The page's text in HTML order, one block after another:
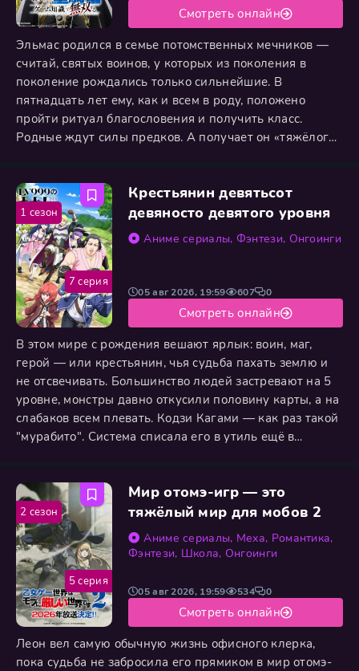
Эльмас родился в семье потомственных мечников —
считай, святых воинов, у которых из поколения в
поколение рождались только сильнейшие. В
пятнадцать лет ему, как и всем в роду, положено
пройти ритуал благословения и получить класс.
Родные ждут силы предков. А получает он «тяжёлого
профессии для трусов и лентяев. Отец в бешенстве
выгоняет сына из дома без денег и наследства.
Обычная завязка про неудачника?
Смотреть онлайн
Крестьянин девятьсот
девяносто девятого уровня
Аниме сериалы, Фэнтези, Онгоинги
В этом мире с рождения вешают ярлык: воин, маг,
герой — или крестьянин, чья судьба пахать землю и
не отсвечивать. Большинство людей застревают на 5
уровне, монстры давно откусили половину карты, а на
слабаков всем плевать. Кодзи Кагами — как раз такой
"мурабито". Система списала его в утиль ещё в
опыт. Двадцать лет он молча вырезал их пачками,
пока соседи считали его трусом, который
05 авг 2026, 19:59 607 0
Смотреть онлайн
7 серия
1 сезон
Мир отомэ-игр — это
тяжёлый мир для мобов 2
Аниме сериалы, Меха, Романтика,
Фэнтези, Школа, Онгоинги
Леон вел самую обычную жизнь офисного клерка,
пока судьба не забросила его прямиком в мир отомэ-
05 авг 2026, 19:59 534 0
Смотреть онлайн
5 серия
2 сезон